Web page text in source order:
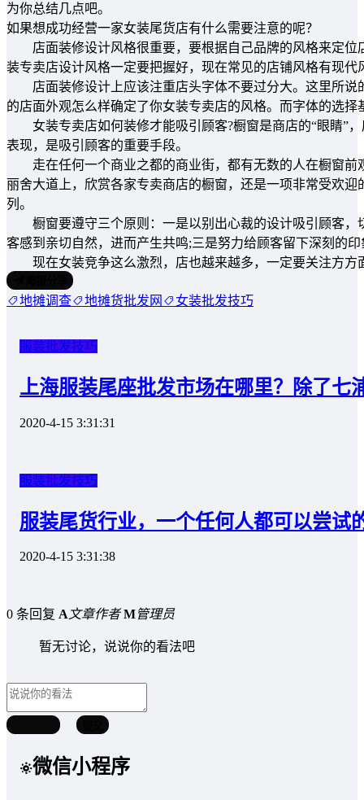
为你总结几点吧。
如果想成功经营一家女装尾货店有什么需要注意的呢？
店面装修设计风格很重要，要根据自己品牌的风格来定位
装专卖店设计风格一定要把握好，现在常见的店铺风格有现
店面装修设计上应该注重店头字体不要过分大。这里所说
的店面外观怎么样确定了你女装专卖店的风格。而字体的选
女装专卖店如何装修才能吸引顾客?橱窗是商店的“眼睛”，
表现，是吸引顾客的重要手段。
走在任何一个商业之都的商业街，都有无数的人在橱窗前
丽舍大道上，欣赏各家专卖商店的橱窗，还是一项非常受欢
列。
橱窗要遵守三个原则：一是以别出心裁的设计吸引顾客，
客感到亲切自然，进而产生共鸣;三是努力给顾客留下深刻的
现在女装竞争这么激烈，店也越来越多，一定要关注方方
地摊调查 地摊货批发网 女装批发技巧
服装批发技巧
上海服装尾座批发市场在哪里？除了七
2020-4-15 3:31:31
服装批发技巧
服装尾货行业，一个任何人都可以尝试
2020-4-15 3:31:38
0 条回复 A文章作者 M管理员
暂无讨论，说说你的看法吧
微信小程序